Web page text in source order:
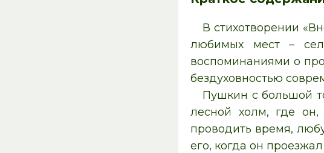
В стихотворении
любимых мест –
воспоминаниями о
бездуховностью
Пушкин с большой
лесной холм, где
проводить время,
его, когда он